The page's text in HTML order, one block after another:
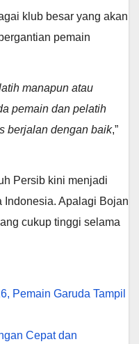
klub besar yang akan
pemain
manapun atau
pemain dan pelatih
berjalan dengan baik,”
Persib kini menjadi
Indonesia. Apalagi Bojan
cukup tinggi selama
Pemain Garuda Tampil
Cepat dan